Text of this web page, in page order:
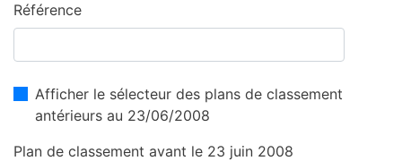
Référence
Afficher le sélecteur des plans de classement
antérieurs au 23/06/2008
Plan de classement avant le 23 juin 2008